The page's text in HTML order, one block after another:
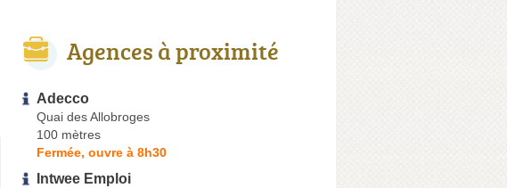
Agences à proximité
Adecco
Quai des Allobroges
100 mètres
Fermée, ouvre à 8h30
Intwee Emploi